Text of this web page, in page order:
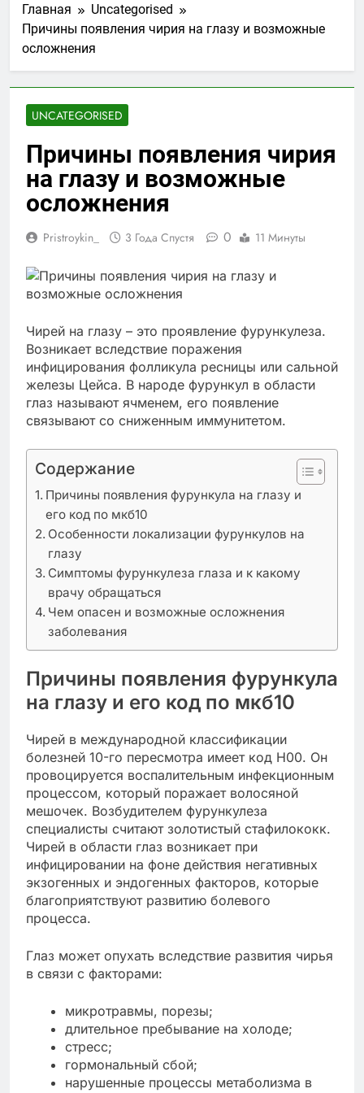
Главная
Uncategorised
Причины появления чирия на глазу и возможные
осложнения
UNCATEGORISED
Причины появления чирия
на глазу и возможные
осложнения
Pristroykin_ 3 Года Спустя 0 11 Минуты
Чирей на глазу – это проявление фурункулеза.
Возникает вследствие поражения
инфицирования фолликула ресницы или сальной
железы Цейса. В народе фурункул в области
глаз называют ячменем, его появление
связывают со сниженным иммунитетом.
Содержание
Причины появления фурункула на глазу и
его код по мкб10
Особенности локализации фурункулов на
глазу
Симптомы фурункулеза глаза и к какому
врачу обращаться
Чем опасен и возможные осложнения
заболевания
Причины появления фурункула
на глазу и его код по мкб10
Чирей в международной классификации
болезней 10-го пересмотра имеет код Н00. Он
провоцируется воспалительным инфекционным
процессом, который поражает волосяной
мешочек. Возбудителем фурункулеза
специалисты считают золотистый стафилококк.
Чирей в области глаз возникает при
инфицировании на фоне действия негативных
экзогенных и эндогенных факторов, которые
благоприятствуют развитию болевого
процесса.
Глаз может опухать вследствие развития чирья
в связи с факторами:
микротравмы, порезы;
длительное пребывание на холоде;
стресс;
гормональный сбой;
нарушенные процессы метаболизма в